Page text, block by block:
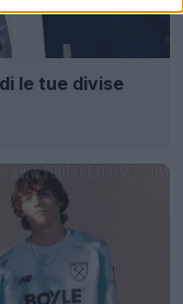
le tue divise